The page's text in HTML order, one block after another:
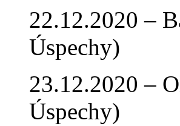
22.12.2020 –
Úspechy)
23.12.2020 –
Úspechy)